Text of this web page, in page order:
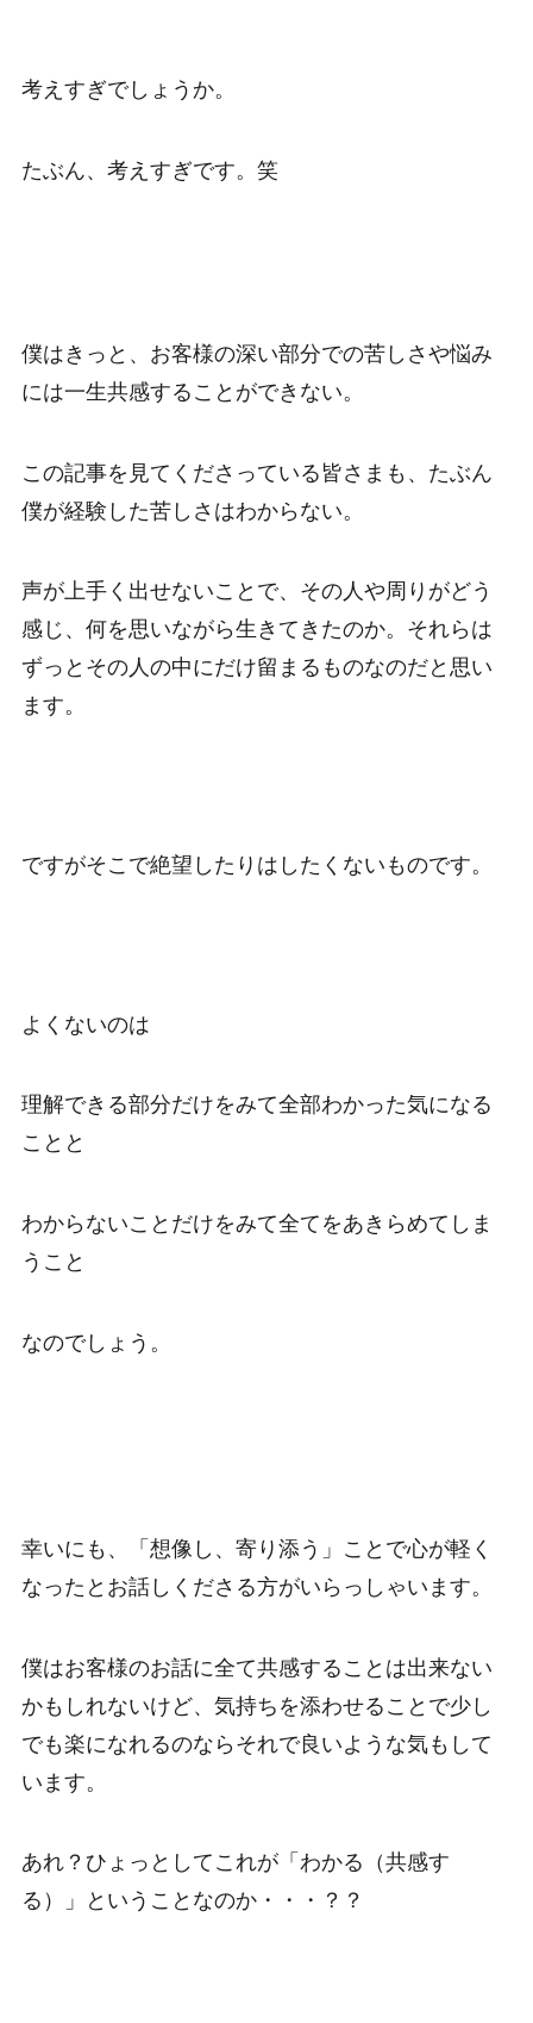
考えすぎでしょうか。
たぶん、考えすぎです。笑
僕はきっと、お客様の深い部分での苦しさや悩み
には一生共感することができない。
この記事を見てくださっている皆さまも、たぶん
僕が経験した苦しさはわからない。
声が上手く出せないことで、その人や周りがどう
感じ、何を思いながら生きてきたのか。それらは
ずっとその人の中にだけ留まるものなのだと思い
ます。
ですがそこで絶望したりはしたくないものです。
よくないのは
理解できる部分だけをみて全部わかった気になる
ことと
わからないことだけをみて全てをあきらめてしま
うこと
なのでしょう。
幸いにも、「想像し、寄り添う」ことで心が軽く
なったとお話しくださる方がいらっしゃいます。
僕はお客様のお話に全て共感することは出来ない
かもしれないけど、気持ちを添わせることで少し
でも楽になれるのならそれで良いような気もして
います。
あれ？ひょっとしてこれが「わかる（共感す
る）」ということなのか・・・？？